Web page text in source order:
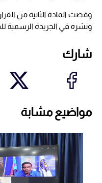
وقضت المادة الثانية من
ونشره في الجريدة الرسمية
شارك
مواضيع مشابة